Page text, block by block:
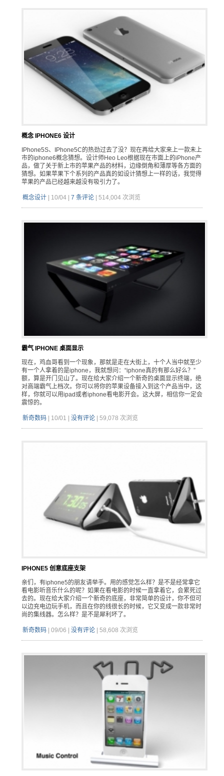
概念 IPHONE6 设计
IPhone5S、IPhone5C的热劲过去了没？现在再给大家来上一款未上
市的iphone6概念猜想。设计师Heo Leo根据现在市面上的iPhone产
品，做了关于新上市的苹果产品的材料，边缘倒角和薄厚等各方面的
猜想。如果苹果下个系列的产品真的如设计猜想上一样的话，我觉得
苹果的产品已经越来越没有吸引力了。
概念设计| 10/04| 7 条评论| 514,004 次浏览
霸气 IPHONE 桌面显示
现在，鸡血哥看到一个现象，那就是走在大街上，十个人当中就至少
有一个人拿着的是iphone，我就想问：“iphone真的有那么好么？”
额，算是开门见山了。现在给大家介绍一个新奇的桌面显示终端，绝
对高端霸气上档次。你可以将你的苹果设备接入到这个产品当中，这
样，你就可以用ipad或者iphone看电影开会。这大屏，相信你一定会
震惊的。
新奇数码| 10/01 | 没有评论| 59,078 次浏览
IPHONE5 创意底座支架
亲们，有iphone5的朋友请举手。用的感觉怎么样？是不是经常拿它
看电影听音乐什么的呢？如果在看电影的时候一直拿着它，会累死过
去的。现在给大家介绍一个新奇的底座，非常简单的设计，你不但可
以边充电边玩手机，而且在你的线很长的时候，它又变成一款非常时
尚的集线器。怎么样？是不是犀利坏了。
新奇数码| 09/06 | 没有评论| 58,608 次浏览